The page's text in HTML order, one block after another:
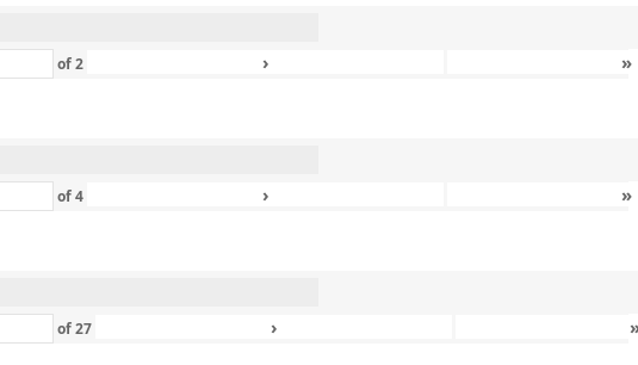
of2 › »
of4 › »
of27 ›